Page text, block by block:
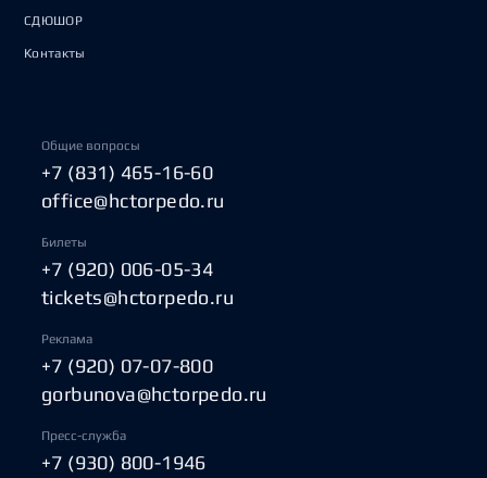
СДЮШОР
Контакты
Общие вопросы
+7 (831) 465-16-60
office@hctorpedo.ru
Билеты
+7 (920) 006-05-34
tickets@hctorpedo.ru
Реклама
+7 (920) 07-07-800
gorbunova@hctorpedo.ru
Пресс-служба
+7 (930) 800-1946